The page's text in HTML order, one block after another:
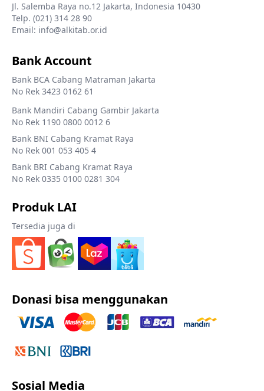
Jl. Salemba Raya no.12 Jakarta, Indonesia 10430
Telp. (021) 314 28 90
Email: info@alkitab.or.id
Bank Account
Bank BCA Cabang Matraman Jakarta
No Rek 3423 0162 61
Bank Mandiri Cabang Gambir Jakarta
No Rek 1190 0800 0012 6
Bank BNI Cabang Kramat Raya
No Rek 001 053 405 4
Bank BRI Cabang Kramat Raya
No Rek 0335 0100 0281 304
Produk LAI
Tersedia juga di
Donasi bisa menggunakan
Sosial Media